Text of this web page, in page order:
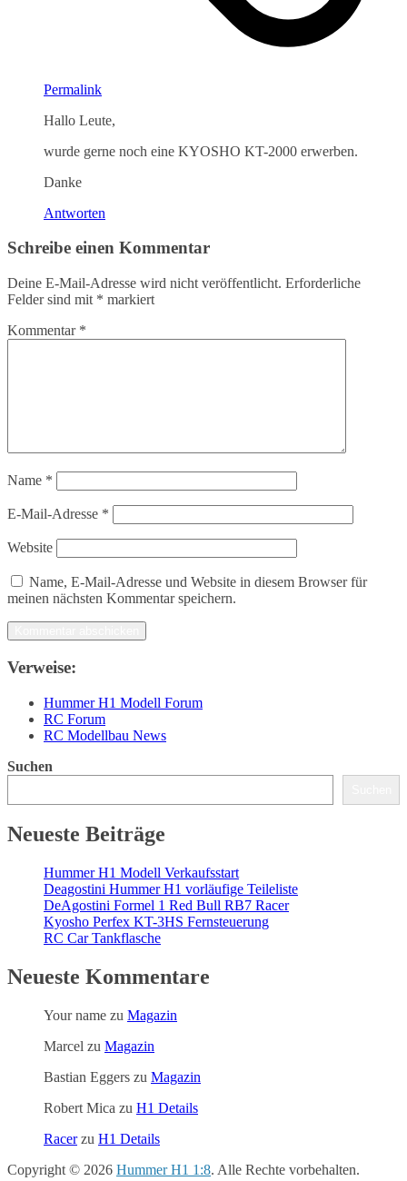
Permalink
Hallo Leute,
wurde gerne noch eine KYOSHO KT-2000 erwerben.
Danke
Antworten
Schreibe einen Kommentar
Deine E-Mail-Adresse wird nicht veröffentlicht. Erforderliche
Felder sind mit * markiert
Kommentar *
Name *
E-Mail-Adresse *
Website
Name, E-Mail-Adresse und Website in diesem Browser für
meinen nächsten Kommentar speichern.
Verweise:
Hummer H1 Modell Forum
RC Forum
RC Modellbau News
Suchen
Neueste Beiträge
Hummer H1 Modell Verkaufsstart
Deagostini Hummer H1 vorläufige Teileliste
DeAgostini Formel 1 Red Bull RB7 Racer
Kyosho Perfex KT-3HS Fernsteuerung
RC Car Tankflasche
Neueste Kommentare
Your name zu Magazin
Marcel zu Magazin
Bastian Eggers zu Magazin
Robert Mica zu H1 Details
Racerzu H1 Details
Copyright © 2026 Hummer H1 1:8. Alle Rechte vorbehalten.